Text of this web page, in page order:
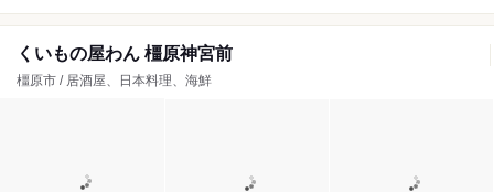
くいもの屋わん 橿原神宮前
橿原市 / 居酒屋、日本料理、海鮮